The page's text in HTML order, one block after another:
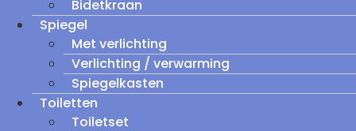
Bidetkraan
Spiegel
Met verlichting
Verlichting / verwarming
Spiegelkasten
Toiletten
Toiletset